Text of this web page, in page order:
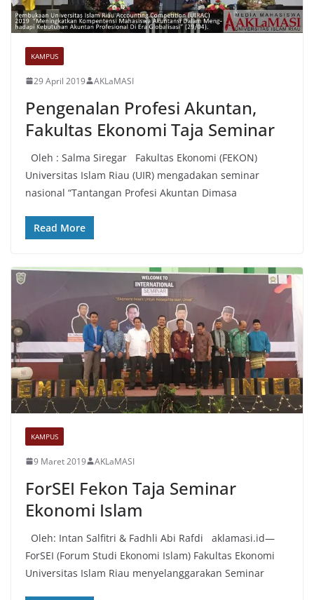
KAMPUS
29 April 2019 AKLaMASI
Pengenalan Profesi Akuntan,
Fakultas Ekonomi Taja Seminar
Oleh : Salma Siregar Fakultas Ekonomi (FEKON)
Universitas Islam Riau (UIR) mengadakan seminar
nasional “Tantangan Profesi Akuntan Dimasa
Read More
KAMPUS
9 Maret 2019 AKLaMASI
ForSEI Fekon Taja Seminar
Ekonomi Islam
Oleh: Intan Salfitri & Fadhli Abi Rafdi aklamasi.id—
ForSEI (Forum Studi Ekonomi Islam) Fakultas Ekonomi
Universitas Islam Riau menyelanggarakan Seminar